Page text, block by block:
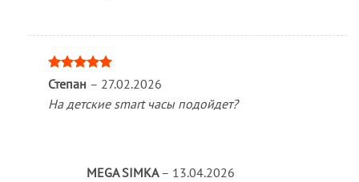
Оценка
5
Степан – 27.02.2026
На детские smart часы подойдет?
MEGA SIMKA – 13.04.2026